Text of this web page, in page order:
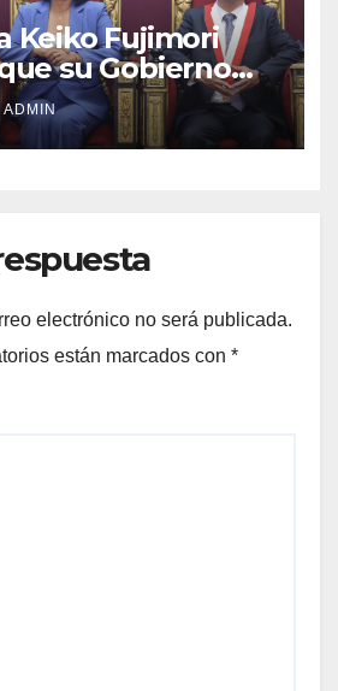
Keiko Fujimori
su Gobierno
separación de
ADMIN
electrónico no será publicada.
están marcados con *